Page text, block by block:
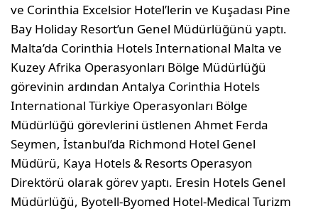
ve Corinthia Excelsior Hotel’lerin ve Kuşadası Pine
Bay Holiday Resort’un Genel Müdürlüğünü yaptı.
Malta’da Corinthia Hotels International Malta ve
Kuzey Afrika Operasyonları Bölge Müdürlüğü
görevinin ardından Antalya Corinthia Hotels
International Türkiye Operasyonları Bölge
Müdürlüğü görevlerini üstlenen Ahmet Ferda
Seymen, İstanbul’da Richmond Hotel Genel
Müdürü, Kaya Hotels & Resorts Operasyon
Direktörü olarak görev yaptı. Eresin Hotels Genel
Müdürlüğü, Byotell-Byomed Hotel-Medical Turizm